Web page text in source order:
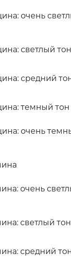
очень
светлый
средний
темный тон
очень
очень
светлый
средний